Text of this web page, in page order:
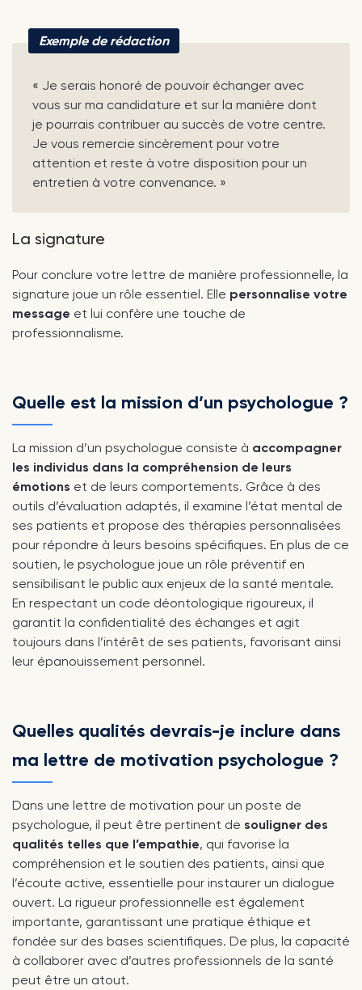
Exemple de rédaction
« Je serais honoré de pouvoir échanger avec
vous sur ma candidature et sur la manière dont
je pourrais contribuer au succès de votre centre.
Je vous remercie sincèrement pour votre
attention et reste à votre disposition pour un
entretien à votre convenance. »
La signature
Pour conclure votre lettre de manière professionnelle, la
signature joue un rôle essentiel. Elle personnalise votre
message et lui confère une touche de
professionnalisme.
Quelle est la mission d’un psychologue ?
La mission d’un psychologue consiste à accompagner
les individus dans la compréhension de leurs
émotions et de leurs comportements. Grâce à des
outils d’évaluation adaptés, il examine l’état mental de
ses patients et propose des thérapies personnalisées
pour répondre à leurs besoins spécifiques. En plus de ce
soutien, le psychologue joue un rôle préventif en
sensibilisant le public aux enjeux de la santé mentale.
En respectant un code déontologique rigoureux, il
garantit la confidentialité des échanges et agit
toujours dans l’intérêt de ses patients, favorisant ainsi
leur épanouissement personnel.
Quelles qualités devrais-je inclure dans
ma lettre de motivation psychologue ?
Dans une lettre de motivation pour un poste de
psychologue, il peut être pertinent de souligner des
qualités telles que l’empathie, qui favorise la
compréhension et le soutien des patients, ainsi que
l’écoute active, essentielle pour instaurer un dialogue
ouvert. La rigueur professionnelle est également
importante, garantissant une pratique éthique et
fondée sur des bases scientifiques. De plus, la capacité
à collaborer avec d’autres professionnels de la santé
peut être un atout.